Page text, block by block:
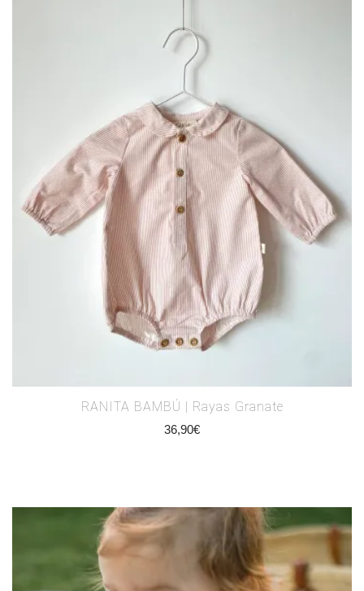
RANITA BAMBÚ | Rayas Granate
36,90€